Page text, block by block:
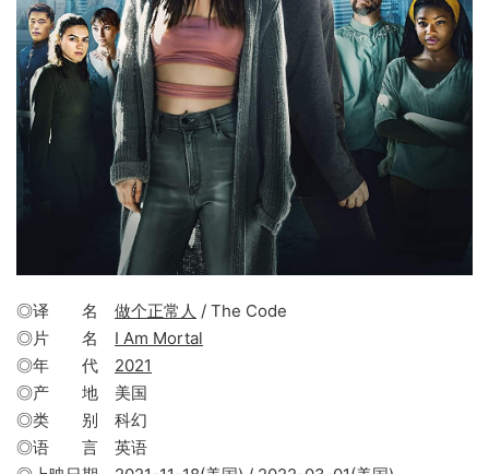
◎译 名 做个正常人 / The Code
◎片 名 I Am Mortal
◎年 代 2021
◎产 地 美国
◎类 别 科幻
◎语 言 英语